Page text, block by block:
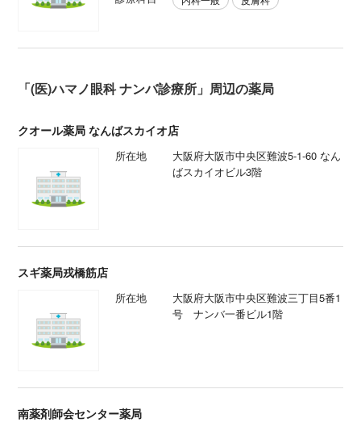
「(医)ハマノ眼科 ナンバ診療所」周辺の薬局
クオール薬局 なんばスカイオ店
所在地
大阪府大阪市中央区難波5-1-60 なん
ばスカイオビル3階
スギ薬局戎橋筋店
所在地
大阪府大阪市中央区難波三丁目5番1
号 ナンバ一番ビル1階
南薬剤師会センター薬局